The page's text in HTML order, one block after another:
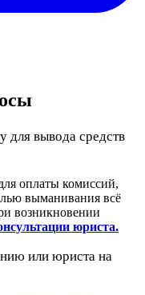
для вывода средств
оплаты комиссий,
выманивания всё
возникновении
юриста.
или юриста на